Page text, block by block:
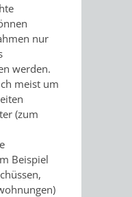
INNEN
INNEN
nur
werden.
meist um
(zum
Beispiel